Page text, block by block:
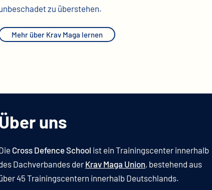
zu überstehen.
Mehr über Krav Maga lernen
Über uns
Cross Defence School ist ein Trainingscenter innerhalb
Dachverbandes der Krav Maga Union, bestehend aus
45 Trainingscentern innerhalb Deutschlands.